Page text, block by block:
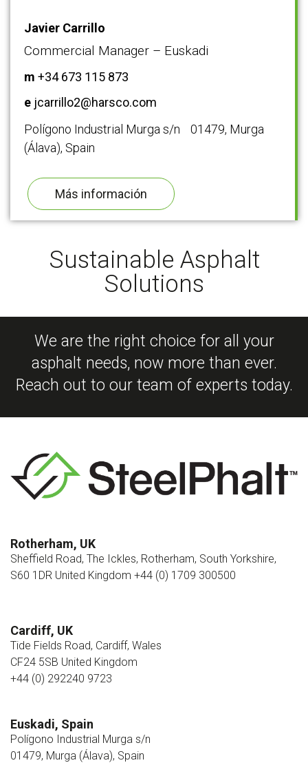
Javier Carrillo
Commercial Manager – Euskadi
m +34 673 115 873
e jcarrillo2@harsco.com
Polígono Industrial Murga s/n 01479, Murga
(Álava), Spain
Más información
Sustainable Asphalt
Solutions
We are the right choice for all your
asphalt needs, now more than ever.
Reach out to our team of experts today.
Rotherham, UK
Sheffield Road, The Ickles, Rotherham, South Yorkshire,
S60 1DR United Kingdom +44 (0) 1709 300500
Cardiff, UK
Tide Fields Road, Cardiff, Wales
CF24 5SB United Kingdom
+44 (0) 292240 9723
Euskadi, Spain
Polígono Industrial Murga s/n
01479, Murga (Álava), Spain